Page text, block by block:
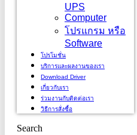
UPS
Computer
โปรแกรม หรือ
Software
โปรโมชั่น
บริการและผลงานของเรา
Download Driver
เกี่ยวกับเรา
ร่วมงานกับติดต่อเรา
วิธีการสั่งซื้อ
Search